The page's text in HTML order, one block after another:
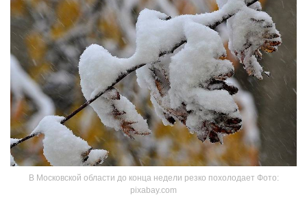
В Московской области до конца недели резко похолодает Фото:
pixabay.com